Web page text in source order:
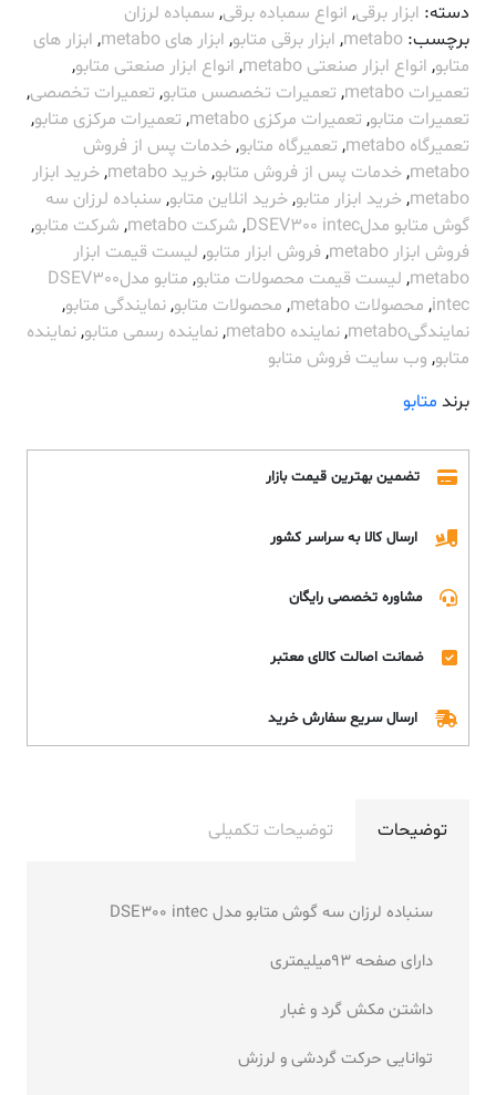
دسته: ابزار برقی, انواع سمباده برقی, سمباده لرزان
برچسب: metabo
, ابزار برقی متابو, ابزار های metabo , ابزار های
متابو, انواع ابزار صنعتی metabo , انواع ابزار صنعتی متابو,
تعمیرات metabo
, تعمیرات تخصصس متابو, تعمیرات تخصصی,
تعمیرات متابو, تعمیرات مرکزی metabo , تعمیرات مرکزی متابو,
تعمیرگاه metabo
, تعمیرگاه متابو,خدمات پس از فروش
metabo
,خدمات پس از فروش متابو,خرید metabo ,خرید ابزار
metabo
,خرید ابزار متابو,خرید انلاین متابو, سنباده لرزان سه
گوش متابو مدلDSEV300 intec
, شرکت metabo , شرکت متابو,
فروش ابزار metabo
, فروش ابزار متابو, لیست قیمت ابزار
metabo
, لیست قیمت محصولات متابو,
متابو مدلDSEV300
intec
, محصولات metabo , محصولات متابو,نمایندگی متابو,
نمایندگیmetabo
,نماینده metabo ,نماینده رسمی متابو,نماینده
متابو, وب سایت فروش متابو
برند متابو
تضمین بهترین قیمت بازار
ارسال کالا به سراسر کشور
مشاوره تخصصی رایگان
ضمانت اصالت کالای معتبر
ارسال سریع سفارش خرید
توضیحات توضیحات تکمیلی
سنباده لرزان سه گوش متابو مدل DSE300 intec
دارای صفحه 93میلیمتری
داشتن مکش گرد و غبار
توانایی حرکت گردشی و لرزش